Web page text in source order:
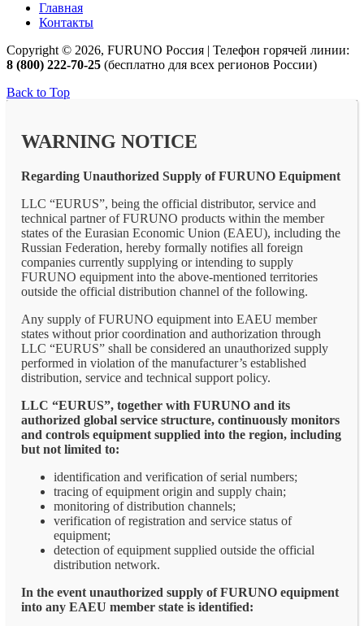
Главная
Контакты
Copyright © 2026, FURUNO Россия | Телефон горячей линии:
8 (800) 222-70-25 (бесплатно для всех регионов России)
Back to Top
WARNING NOTICE
Regarding Unauthorized Supply of FURUNO Equipment
LLC “EURUS”, being the official distributor, service and
technical partner of FURUNO products within the member
states of the Eurasian Economic Union (EAEU), including the
Russian Federation, hereby formally notifies all foreign
companies currently supplying or intending to supply
FURUNO equipment into the above-mentioned territories
outside the official distribution channel of the following.
Any supply of FURUNO equipment into EAEU member
states without prior coordination and authorization through
LLC “EURUS” shall be considered an unauthorized supply
performed in violation of the manufacturer’s established
distribution, service and technical support policy.
LLC “EURUS”, together with FURUNO and its
authorized global service structure, continuously monitors
and controls equipment supplied into the region, including
but not limited to:
identification and verification of serial numbers;
tracing of equipment origin and supply chain;
monitoring of distribution channels;
verification of registration and service status of
equipment;
detection of equipment supplied outside the official
distribution network.
In the event unauthorized supply of FURUNO equipment
into any EAEU member state is identified: